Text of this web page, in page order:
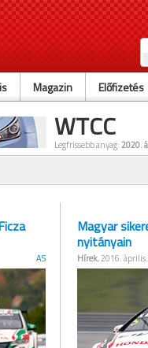
Magazin Előfizetés
WTCC
Legfrissebb anyag:2020.
AS
Magyar
nyitányain
Hírek, 2016.